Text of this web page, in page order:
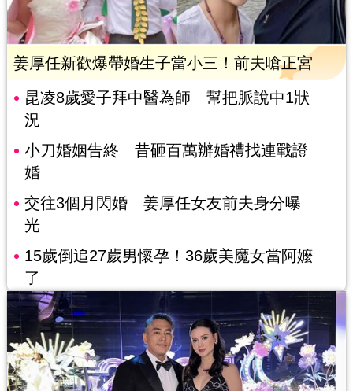
姜厚任新歡爆帶婚生子當小三！前夫嗆正宮
昆凌8歲愛子拜中醫為師 幫把脈說中1狀
況
小刀婚姻告終 昔砸百萬辦婚禮找連戰證
婚
交往3個月閃婚 姜厚任女友前夫身分曝
光
15歲倒追27歲男懷孕！36歲美魔女當阿嬤
了